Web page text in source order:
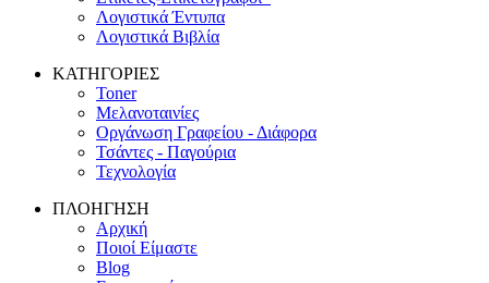
Λογιστικά Έντυπα
Λογιστικά Βιβλία
ΚΑΤΗΓΟΡΙΕΣ
Toner
Μελανοταινίες
Οργάνωση Γραφείου - Διάφορα
Τσάντες - Παγούρια
Τεχνολογία
ΠΛΟΗΓΗΣΗ
Αρχική
Ποιοί Είμαστε
Blog